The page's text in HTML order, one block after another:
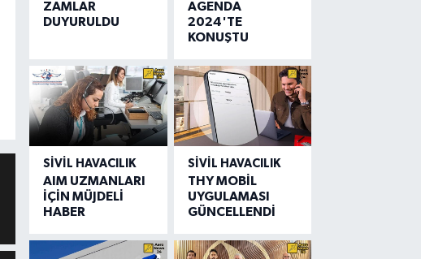
ZAMLAR
DUYURULDU
AGENDA
2024'TE
KONUŞTU
SIVIL HAVACILIK
AIM UZMANLARI
İÇİN MÜJDELİ
HABER
SIVIL HAVACILIK
THY MOBİL
UYGULAMASI
GÜNCELLENDİ